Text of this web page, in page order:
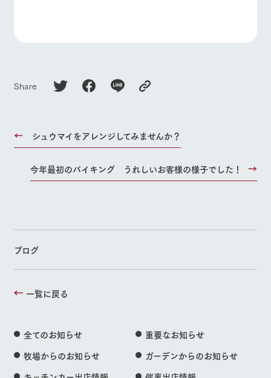
Share
シュウマイをアレンジしてみませんか？
今年最初のバイキング うれしいお客様の様子でした！
ブログ
一覧に戻る
全てのお知らせ
重要なお知らせ
牧場からのお知らせ
ガーデンからのお知らせ